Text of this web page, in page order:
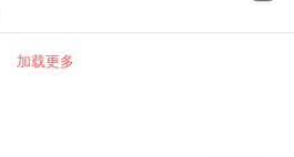
加载更多